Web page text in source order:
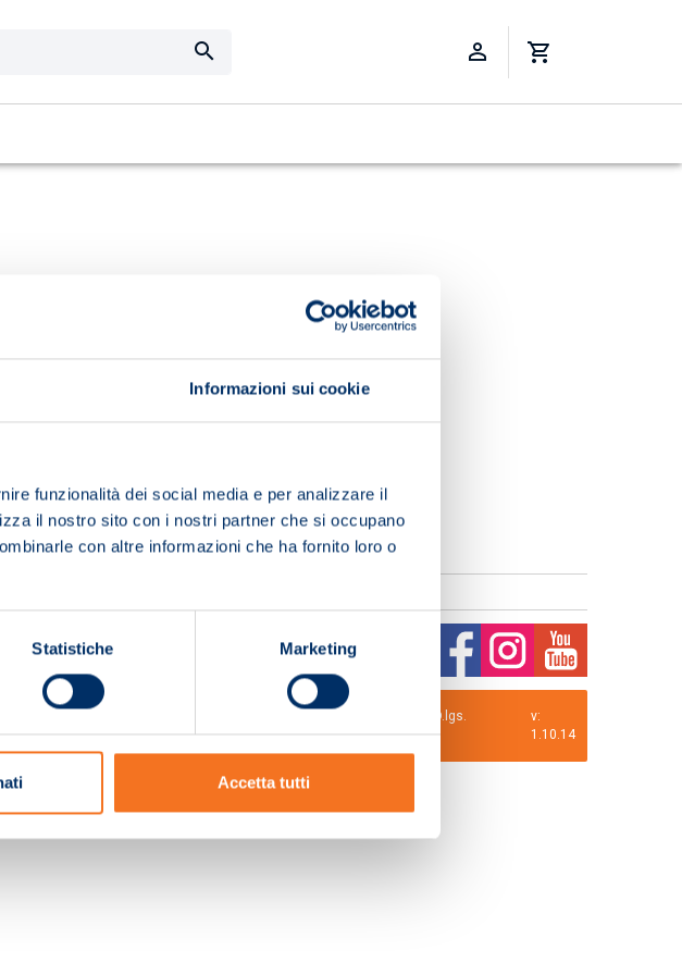
Informazioni sui cookie
funzionalità dei social media e per analizzare il
il nostro sito con i nostri partner che si occupano
con altre informazioni che ha fornito loro o
Statistiche Marketing
Accetta tutti
- Cap.Soc. € 2.000.000,00 i.v. La Società adotta il Codice Etico D.lgs.
v:
1.10.14